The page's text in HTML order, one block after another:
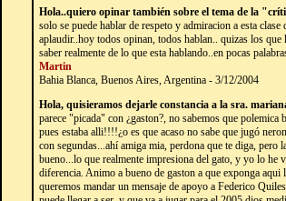
Hola..quiero opinar también sobre el tema de la
solo se puede hablar de respeto y admiracion a esta
aplaudir..hoy todos opinan, todos hablan.. quizas los que
saber realmente de lo que esta hablando..en pocas
Martin
Bahia Blanca, Buenos Aires, Argentina - 3/12/2004
Hola, quisieramos dejarle constancia a la sra.
parece "picada" con ¿gaston?, no sabemos que polemica
pues estaba alli!!!!¿o es que acaso no sabe que jugó
con segundas...ahí amiga mia, perdona que te diga,
bueno...lo que realmente impresiona del gato, y yo lo he
diferencia. Animo a bueno de gaston a que exponga
queremos mandar un mensaje de apoyo a Federico